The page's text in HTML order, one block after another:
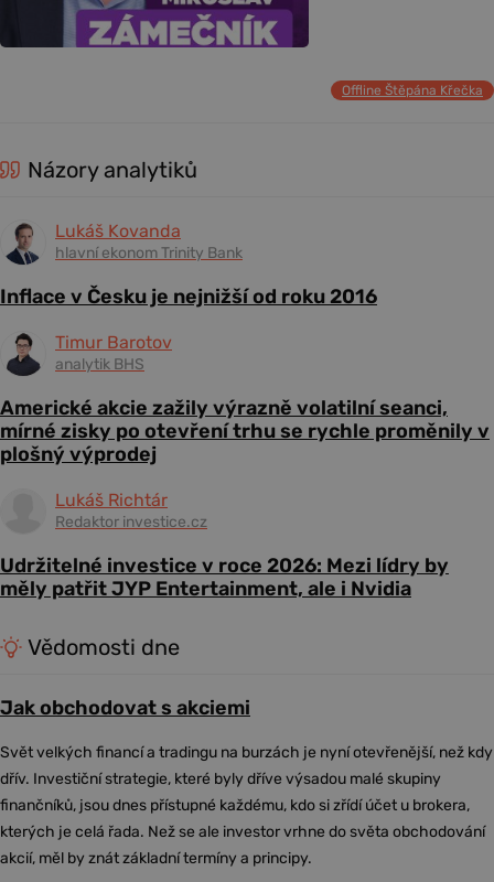
Offline Štěpána Křečka
Názory analytiků
Lukáš Kovanda
hlavní ekonom Trinity Bank
Inflace v Česku je nejnižší od roku 2016
Timur Barotov
analytik BHS
Americké akcie zažily výrazně volatilní seanci,
mírné zisky po otevření trhu se rychle proměnily v
plošný výprodej
Lukáš Richtár
Redaktor investice.cz
Udržitelné investice v roce 2026: Mezi lídry by
měly patřit JYP Entertainment, ale i Nvidia
Vědomosti dne
Jak obchodovat s akciemi
Svět velkých financí a tradingu na burzách je nyní otevřenější, než kdy
dřív. Investiční strategie, které byly dříve výsadou malé skupiny
finančníků, jsou dnes přístupné každému, kdo si zřídí účet u brokera,
kterých je celá řada. Než se ale investor vrhne do světa obchodování
akcií, měl by znát základní termíny a principy.